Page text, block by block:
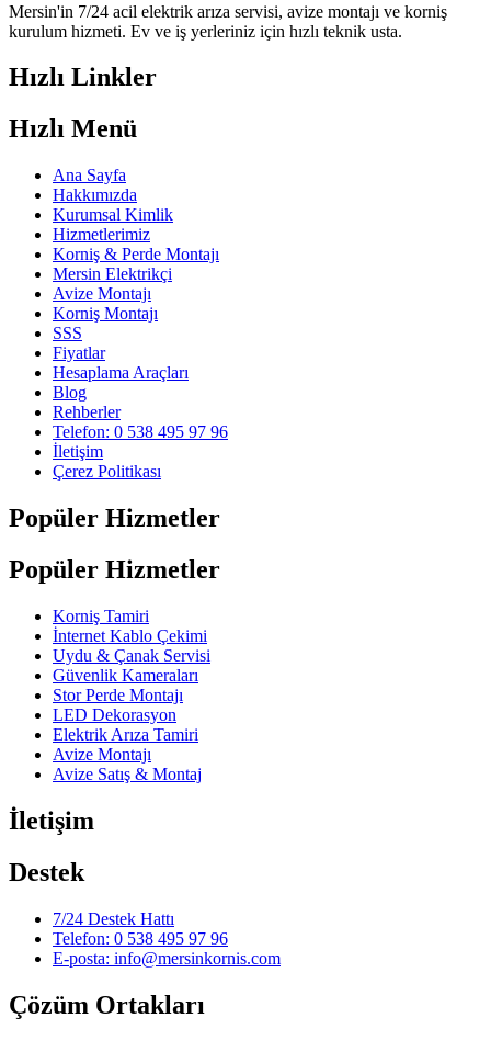
Mersin'in 7/24 acil elektrik arıza servisi, avize montajı ve korniş
kurulum hizmeti. Ev ve iş yerleriniz için hızlı teknik usta.
Hızlı Linkler
Hızlı Menü
Ana Sayfa
Hakkımızda
Kurumsal Kimlik
Hizmetlerimiz
Korniş & Perde Montajı
Mersin Elektrikçi
Avize Montajı
Korniş Montajı
SSS
Fiyatlar
Hesaplama Araçları
Blog
Rehberler
Telefon: 0 538 495 97 96
İletişim
Çerez Politikası
Popüler Hizmetler
Popüler Hizmetler
Korniş Tamiri
İnternet Kablo Çekimi
Uydu & Çanak Servisi
Güvenlik Kameraları
Stor Perde Montajı
LED Dekorasyon
Elektrik Arıza Tamiri
Avize Montajı
Avize Satış & Montaj
İletişim
Destek
7/24 Destek Hattı
Telefon: 0 538 495 97 96
E-posta: info@mersinkornis.com
Çözüm Ortakları